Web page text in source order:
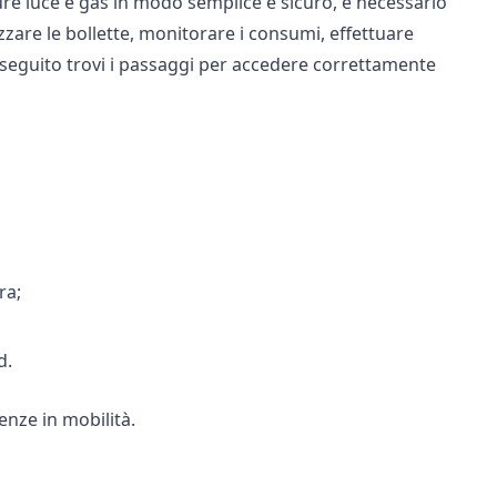
le bollette, monitorare i consumi, effettuare
trovi i passaggi per accedere correttamente
in mobilità.